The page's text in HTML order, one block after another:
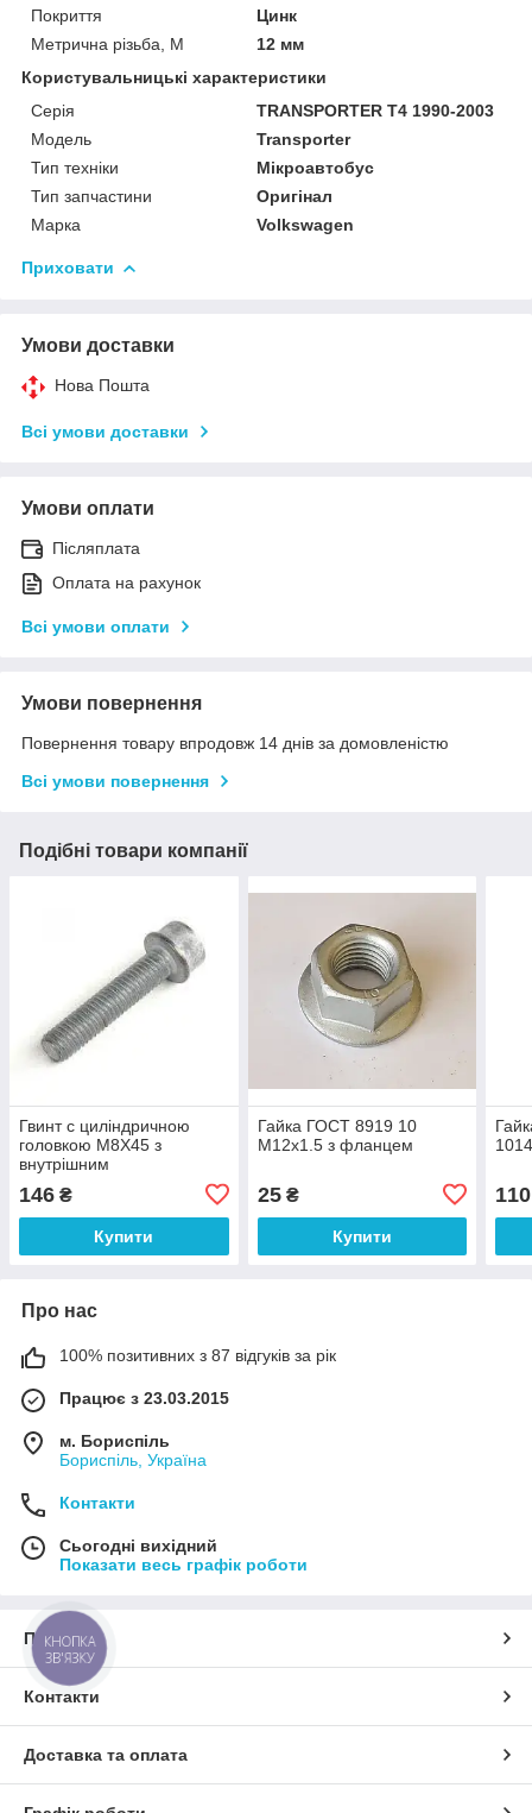
Покриття
Цинк
Метрична різьба, М
12 мм
Користувальницькі характеристики
Серія
TRANSPORTER T4 1990-2003
Модель
Transporter
Тип техніки
Мікроавтобус
Тип запчастини
Оригінал
Марка
Volkswagen
Приховати
Умови доставки
Нова Пошта
Всі умови доставки
Умови оплати
Післяплата
Оплата на рахунок
Всі умови оплати
Умови повернення
Повернення товару впродовж 14 днів за домовленістю
Всі умови повернення
Подібні товари компанії
Гвинт с циліндричною
головкою M8X45 з
внутрішним
903 487 04
146 ₴
Купити
Гайка ГОСТ 8919 10
М12х1.5 з фланцем
25₴
Купити
110
Про нас
100% позитивних з 87 відгуків за рік
Працює з 23.03.2015
м. Бориспіль
Бориспіль, Україна
Контакти
Сьогодні вихідний
Показати весь графік роботи
Про нас
Контакти
Доставка та оплата
КНОПКА
ЗВ'ЯЗКУ